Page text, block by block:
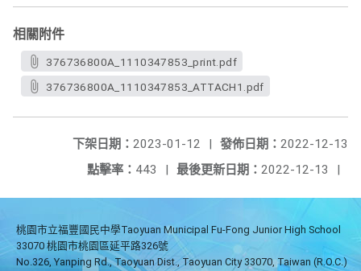
相關附件
376736800A_1110347853_print.pdf
376736800A_1110347853_ATTACH1.pdf
發佈日期： 2022-12-13
下架日期： 2023-01-12
|
最後更新日期： 2022-12-13 |
點擊率： 443 |
桃園市立福豐國民中學Taoyuan Municipal Fu-Fong Junior High School
33070 桃園市桃園區延平路326號
No.326, Yanping Rd., Taoyuan Dist., Taoyuan City 33070, Taiwan (R.O.C.)